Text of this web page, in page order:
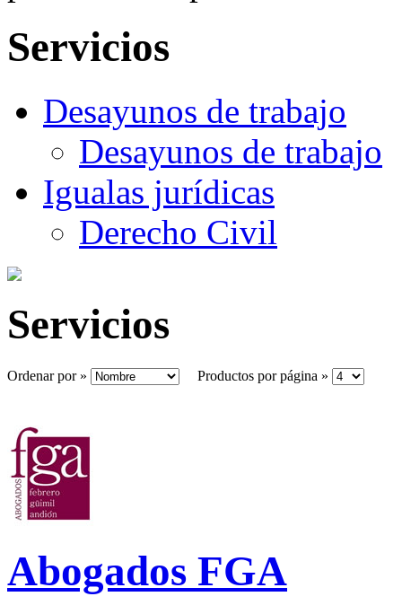
Servicios
Desayunos de trabajo
Desayunos de trabajo
Igualas jurídicas
Derecho Civil
Servicios
Ordenar por » Productos por página »
Abogados FGA